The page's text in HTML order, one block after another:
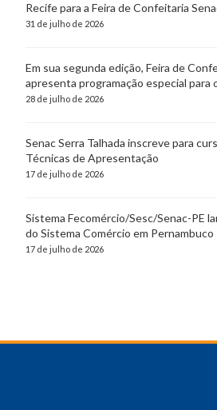
Recife para a Feira de Confeitaria
31 de julho de 2026
Em sua segunda edição, Feira de
apresenta programação especial para
28 de julho de 2026
Senac Serra Talhada inscreve para
Técnicas de Apresentação
17 de julho de 2026
Sistema Fecomércio/Sesc/Senac-PE
do Sistema Comércio em Pernambuco
17 de julho de 2026